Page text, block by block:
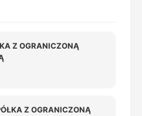
Z OGRANICZONĄ
Z OGRANICZONĄ